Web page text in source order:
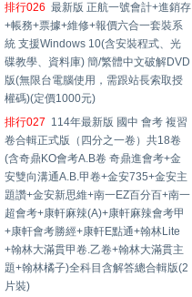
排行026 最新版 正航一號會計+進銷存
+帳務+票據+維修+報價六合一套裝系
統 支援Windows 10(含安裝程式、光
碟教學、資料庫) 簡/繁體中文破解DVD
版(無限台電腦使用，需跟站長索取授
權碼)(定價1000元)
排行027 114年最新版 國中 會考 複習
卷合輯正式版（四分之一卷）共18卷
(含奇鼎KO會考A.B卷 奇鼎進會考+金
安雙向溝通A.B.甲卷+金安735+金安主
題讚+金安新思維+南一EZ百分百+南一
超會考+康軒麻辣(A)+康軒麻辣會考甲
+康軒會考勝經+康軒E點通+翰林Lite
+翰林大滿貫甲卷.乙卷+翰林大滿貫主
題+翰林橘子)全科目含解答總合輯版(2
片裝)